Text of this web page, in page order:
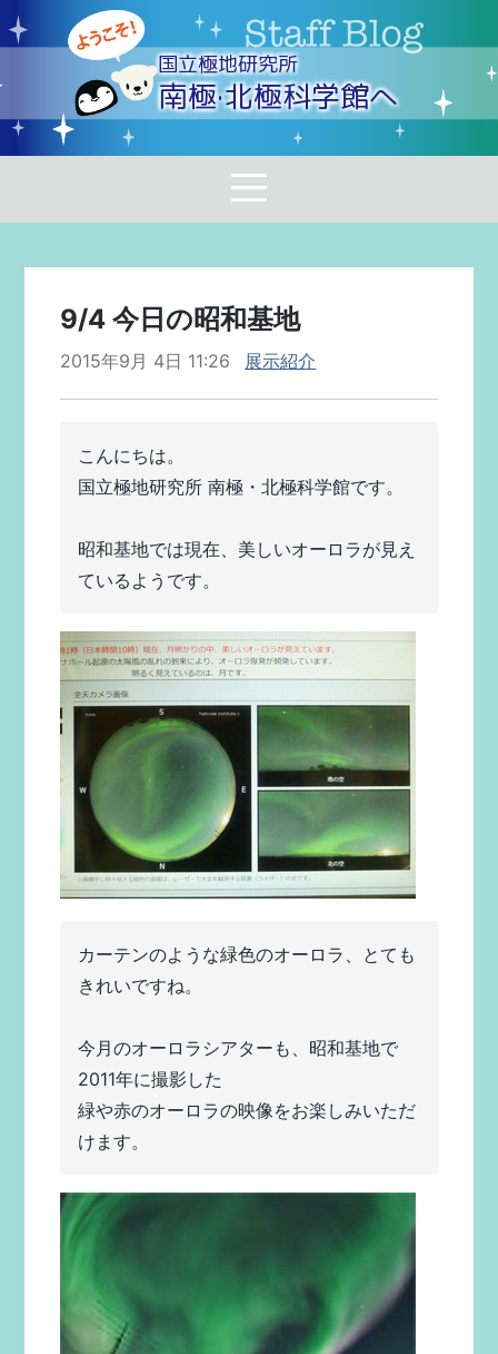
国立極地研究所
南極·北極科学館へ
9/4 今日の昭和基地
2015年9月 4日 11:26 展示紹介
こんにちは。
国立極地研究所 南極・北極科学館です。
昭和基地では現在、美しいオーロラが見え
ているようです。
カーテンのような緑色のオーロラ、とても
きれいですね。
今月のオーロラシアターも、昭和基地で
2011年に撮影した
緑や赤のオーロラの映像をお楽しみいただ
けます。